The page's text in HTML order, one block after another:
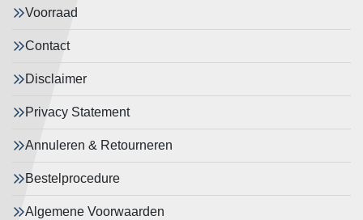
Voorraad
Contact
Disclaimer
Privacy Statement
Annuleren & Retourneren
Bestelprocedure
Algemene Voorwaarden